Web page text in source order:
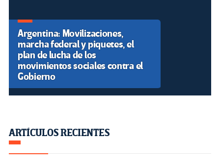
Argentina: Movilizaciones,
marcha federal y piquetes, el
plan de lucha de los
movimientos sociales contra el
Gobierno
ARTÍCULOS RECIENTES